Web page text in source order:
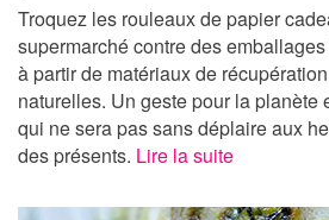
Troquez les rouleaux de papier
supermarché contre des
à partir de matériaux de
naturelles. Un geste pour la planète
qui ne sera pas sans déplaire aux
des présents. Lire la suite